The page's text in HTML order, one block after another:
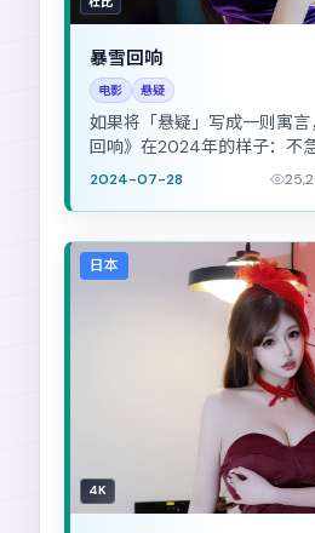
暴雪回响
电影 悬疑
如果将「悬疑」写成一则寓
回响》在2024年的样子：不
推到观众面前。
2024-07-28
日本
4K